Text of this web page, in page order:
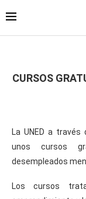
CURSOS
La UNED a
unos cursos
desempleados
Los cursos